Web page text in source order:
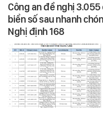
Công an đề nghị
biển số sau nhanh
Nghị định 168